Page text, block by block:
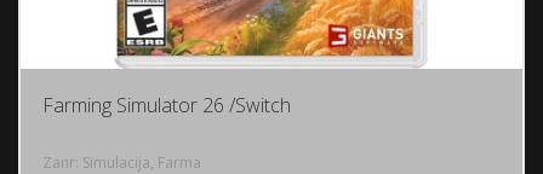
Farming Simulator 26 /Switch
Zanr: Simulacija, Farma